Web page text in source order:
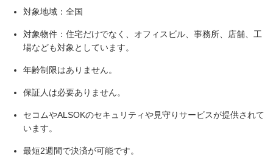
対象地域：全国
対象物件：住宅だけでなく、オフィスビル、事務所、店舗、工
場なども対象としています。
年齢制限はありません。
保証人は必要ありません。
セコムやALSOKのセキュリティや見守りサービスが提供されて
います。
最短2週間で決済が可能です。